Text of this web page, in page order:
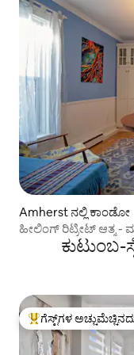
Amherst ನಲ್ಲಿ ಕಾಂಡೋ
ಹೀಲಿಂಗ್
ಗೆಸ್ಟ್‌ಗಳಿಗೆ ಅತಿ ಹೆಚ್ಚು
ಗೆಸ್ಟ್‌ಗಳ